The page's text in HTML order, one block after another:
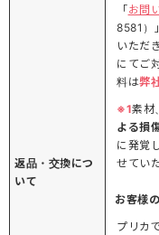
返品・交換につ
いて
「お問
8581）
いただ
にてご
料は弊
※1素材
よる損
に発覚
せてい
お客様
プリカ